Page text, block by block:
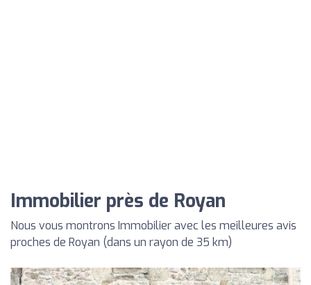
Immobilier près de Royan
Nous vous montrons Immobilier avec les meilleures avis
proches de Royan (dans un rayon de 35 km)